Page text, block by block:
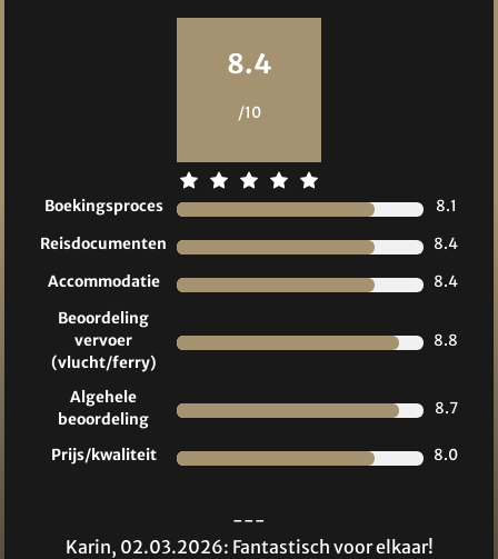
8.4
/10
Boekingsproces
8.1
Reisdocumenten
8.4
Accommodatie
8.4
Beoordeling
vervoer
(vlucht/ferry)
8.8
Algehele
beoordeling
8.7
Prijs/kwaliteit 8.0
---
Karin, 02.03.2026: Fantastisch voor elkaar!